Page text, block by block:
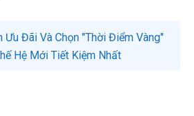
Ưu Đãi Và Chọn "Thời Điểm Vàng"
Hệ Mới Tiết Kiệm Nhất